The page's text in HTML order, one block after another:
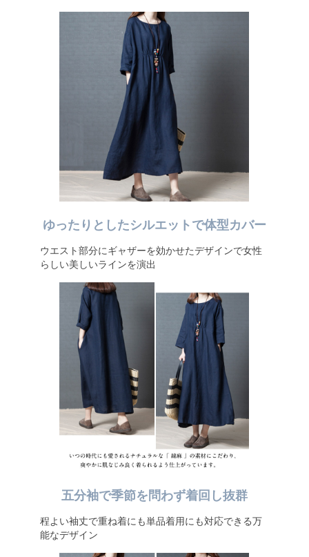
ゆったりとしたシルエットで体型カバー
ウエスト部分にギャザーを効かせたデザインで女性
らしい美しいラインを演出
五分袖で季節を問わず着回し抜群
程よい袖丈で重ね着にも単品着用にも対応できる万
能なデザイン